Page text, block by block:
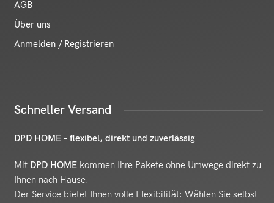
AGB
Über uns
Anmelden / Registrieren
Schneller Versand
DPD HOME – flexibel, direkt und zuverlässig
Mit DPD HOME kommen Ihre Pakete ohne Umwege direkt zu
Ihnen nach Hause.
Der Service bietet Ihnen volle Flexibilität: Wählen Sie selbst